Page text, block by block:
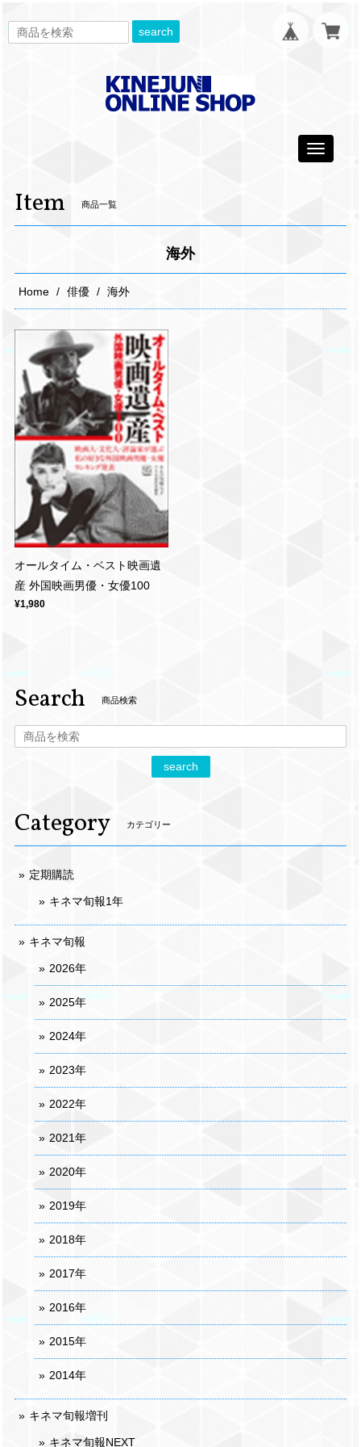
search
Toggle
Item 商品一覧
海外
Home 俳優 海外
オールタイム・ベスト映画遺
産 外国映画男優・女優100
¥1,980
Search 商品検索
search
Category カテゴリー
定期購読
キネマ旬報1年
キネマ旬報
2026年
2025年
2024年
2023年
2022年
2021年
2020年
2019年
2018年
2017年
2016年
2015年
2014年
キネマ旬報増刊
キネマ旬報NEXT